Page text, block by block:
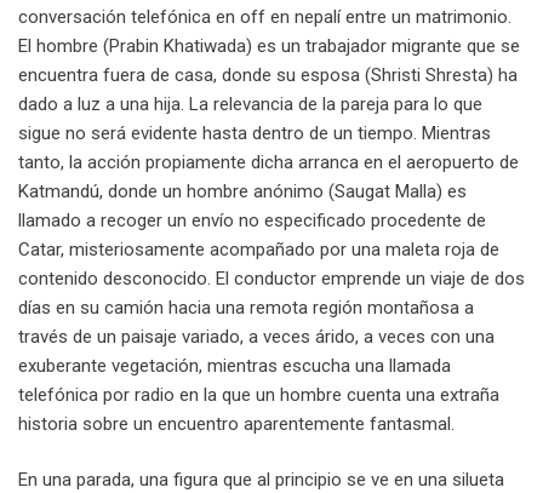
conversación telefónica en off en nepalí entre un matrimonio.
El hombre (Prabin Khatiwada) es un trabajador migrante que se
encuentra fuera de casa, donde su esposa (Shristi Shresta) ha
dado a luz a una hija. La relevancia de la pareja para lo que
sigue no será evidente hasta dentro de un tiempo. Mientras
tanto, la acción propiamente dicha arranca en el aeropuerto de
Katmandú, donde un hombre anónimo (Saugat Malla) es
llamado a recoger un envío no especificado procedente de
Catar, misteriosamente acompañado por una maleta roja de
contenido desconocido. El conductor emprende un viaje de dos
días en su camión hacia una remota región montañosa a
través de un paisaje variado, a veces árido, a veces con una
exuberante vegetación, mientras escucha una llamada
telefónica por radio en la que un hombre cuenta una extraña
historia sobre un encuentro aparentemente fantasmal.
En una parada, una figura que al principio se ve en una silueta